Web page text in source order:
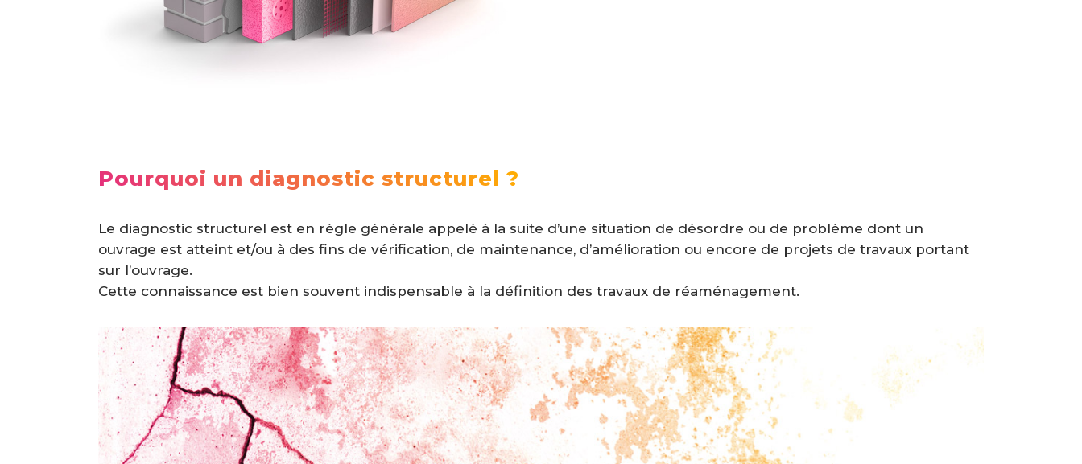
Pourquoi un diagnostic structurel ?
Le diagnostic structurel est en règle générale appelé à la suite d’une situation de désordre ou de problème dont un
ouvrage est atteint et/ou à des fins de vérification, de maintenance, d’amélioration ou encore de projets de travaux portant
sur l’ouvrage.
Cette connaissance est bien souvent indispensable à la définition des travaux de réaménagement.